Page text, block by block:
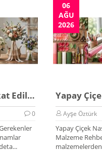
Gelin Buketi Seçerken Dikkat Edilmesi Gerekenler
0
06
AĞU
2026
Ayşe Öztürk
Yapay Çiçek
Malzeme